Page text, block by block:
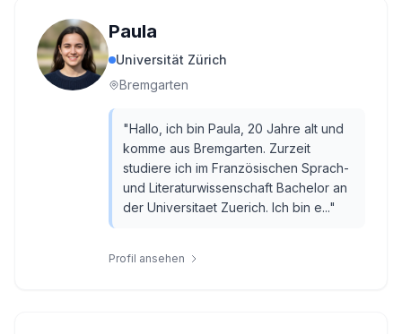
Paula
Universität Zürich
Bremgarten
"Hallo, ich bin Paula, 20 Jahre alt und
komme aus Bremgarten. Zurzeit
studiere ich im Französischen Sprach-
und Literaturwissenschaft Bachelor an
der Universitaet Zuerich. Ich bin e..."
Profil ansehen